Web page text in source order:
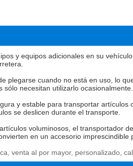
y equipos adicionales en su
plegarse cuando no está en uso, lo
necesitan utilizarlo ocasionalmente.
y estable para transportar artículos
se deslicen durante el transporte.
voluminosos, el transportador
en un accesorio
venta al por mayor, personalizado,